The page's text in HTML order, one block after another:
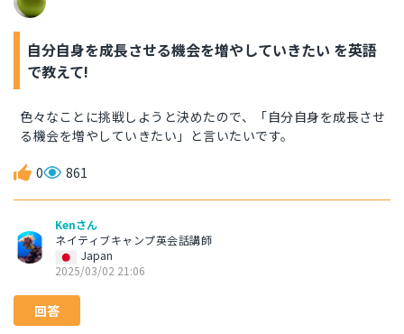
自分自身を成長させる機会を増やしていきたい を英語
で教えて!
色々なことに挑戦しようと決めたので、「自分自身を成長させ
る機会を増やしていきたい」と言いたいです。
0 861
Kenさん
ネイティブキャンプ英会話講師
Japan
2025/03/02 21:06
回答